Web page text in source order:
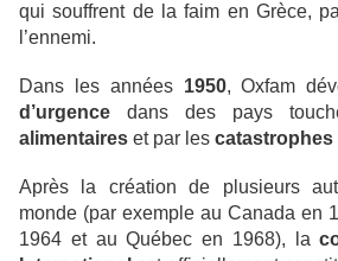
qui souffrent de la faim en Grèce,
l’ennemi.
Dans les années 1950, Oxfam
d’urgence dans des pays
alimentaires et par les catastrophes
Après la création de plusieurs
monde (par exemple au Canada en
1964 et au Québec en 1968), la